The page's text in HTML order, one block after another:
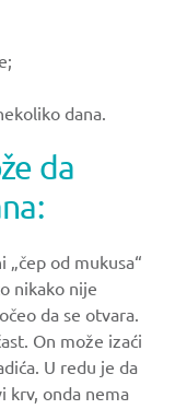
dana.
da
od mukusa“
nikako nije
da se otvara.
On može izaći
U redu je da
krv, onda nema